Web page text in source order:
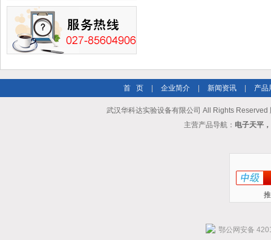
首 页 企业简介 新闻资讯 产品
武汉华科达实验设备有限公司 All Rights Reserved
主营产品导航： 电子天平
鄂公网安备